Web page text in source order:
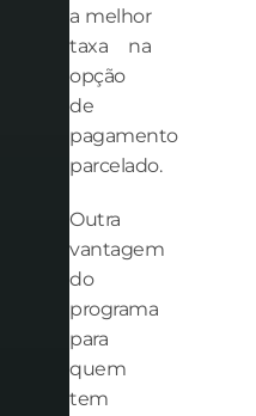
a melhor
taxa na
opção
de
pagamento
parcelado.
Outra
vantagem
do
programa
para
quem
tem